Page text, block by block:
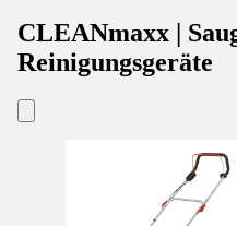
CLEANmaxx |
Reinigungsgeräte